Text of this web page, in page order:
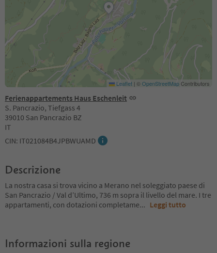
Ferienappartements Haus Eschenleit
S. Pancrazio, Tiefgass 4
39010 San Pancrazio BZ
IT
CIN: IT021084B4JPBWUAMD
Leaflet | ©OpenStreetMapContributors
Descrizione
La nostra casa si trova vicino a Merano nel soleggiato paese di
San Pancrazio / Val d’Ultimo, 736 m sopra il livello del mare. I tre
appartamenti, con dotazioni completame... Leggi tutto
Informazioni sulla regione